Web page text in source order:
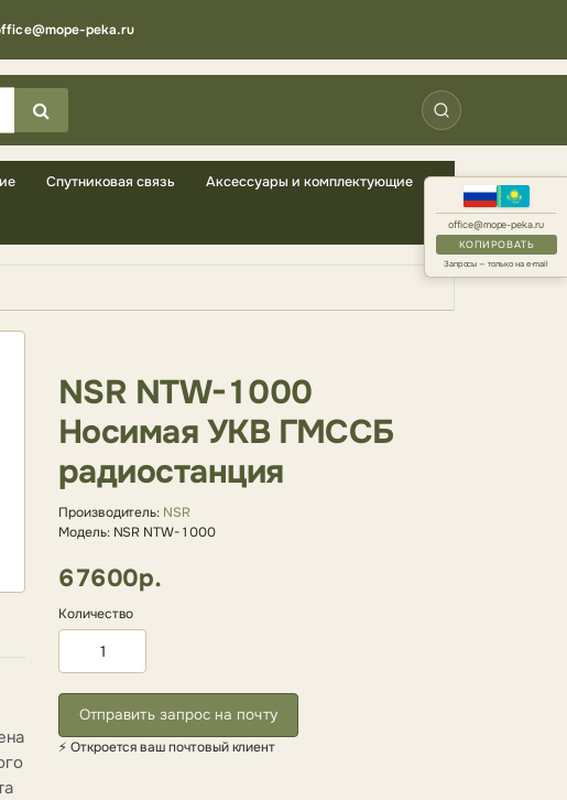
office@mope-peka.ru
КОПИРОВАТЬ
Запросы — только на e-mail
peka.ru
Спутниковая связь Аксессуары и комплектующие
NSR NTW-1000
Носимая УКВ ГМССБ
радиостанция
Производитель: NSR
Модель: NSR NTW-1000
67600р.
Количество
Отправить запрос на почту
⚡ Откроется ваш почтовый клиент